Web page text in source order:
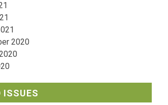
2020
ISSUES